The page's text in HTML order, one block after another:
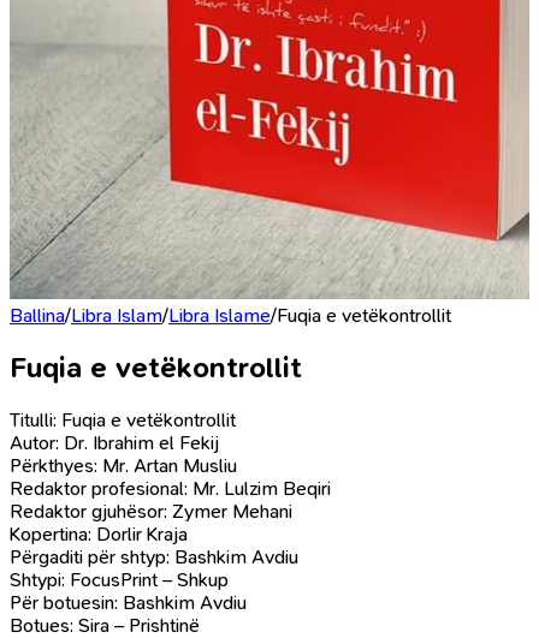
Ballina/Libra Islam/Libra Islame/Fuqia e vetëkontrollit
Fuqia e vetëkontrollit
Titulli: Fuqia e vetëkontrollit
Autor: Dr. Ibrahim el Fekij
Përkthyes: Mr. Artan Musliu
Redaktor profesional: Mr. Lulzim Beqiri
Redaktor gjuhësor: Zymer Mehani
Kopertina: Dorlir Kraja
Përgaditi për shtyp: Bashkim Avdiu
Shtypi: FocusPrint – Shkup
Për botuesin: Bashkim Avdiu
Botues: Sira – Prishtinë